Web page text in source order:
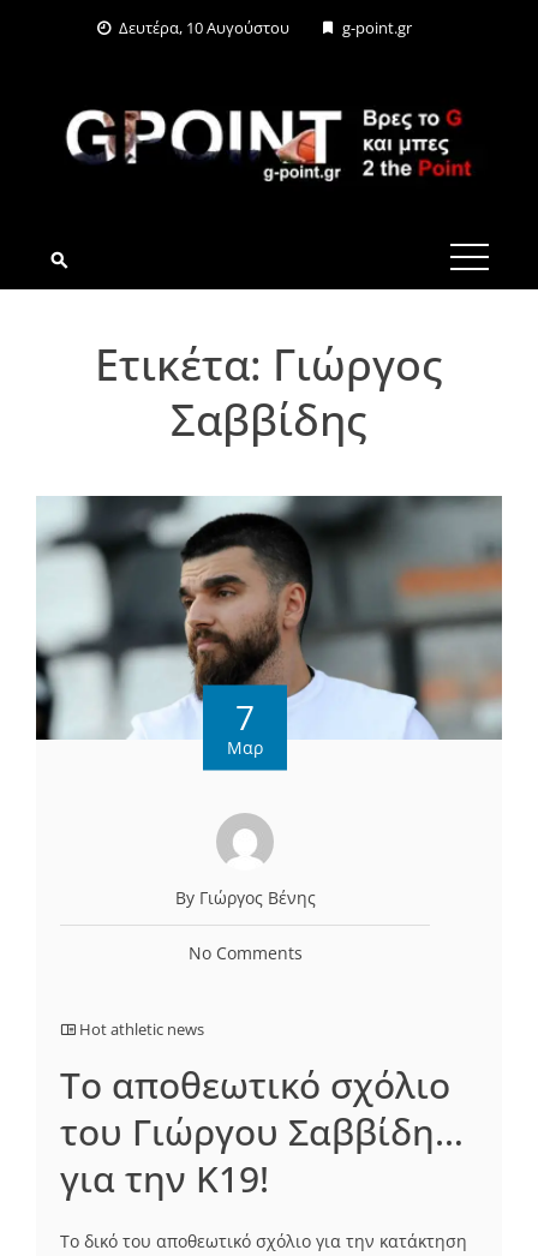
Δευτέρα, 10 Αυγούστου g-point.gr
G-POINT.GR
Ετικέτα: Γιώργος
Σαββίδης
7
Μαρ
By Γιώργος Βένης
No Comments
Hot athletic news
Το αποθεωτικό σχόλιο
του Γιώργου Σαββίδη…
για την Κ19!
Το δικό του αποθεωτικό σχόλιο για την κατάκτηση